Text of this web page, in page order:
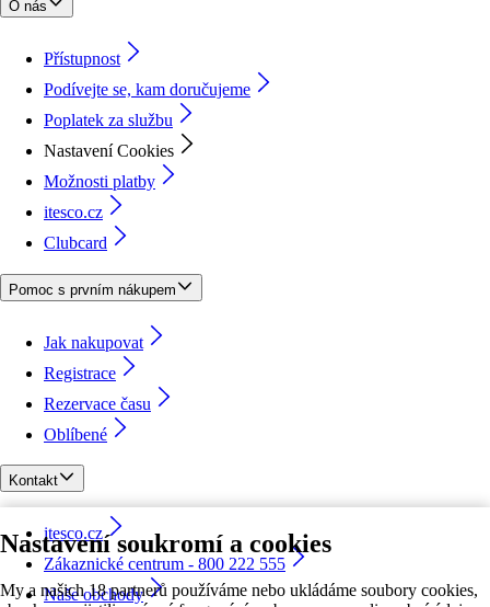
Nastavení soukromí a cookies
My a našich 18 partnerů používáme nebo ukládáme soubory cookies,
O nás
Přístupnost
Podívejte se, kam doručujeme
Poplatek za službu
Nastavení Cookies
Možnosti platby
itesco.cz
Clubcard
Pomoc s prvním nákupem
Jak nakupovat
Registrace
Rezervace času
Oblíbené
Kontakt
itesco.cz
Zákaznické centrum - 800 222 555
Naše obchody